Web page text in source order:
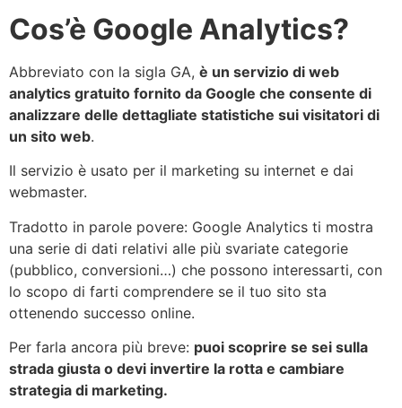
Cos’è Google Analytics?
Abbreviato con la sigla GA, è un servizio di web
analytics gratuito fornito da Google che consente di
analizzare delle dettagliate statistiche sui visitatori di
un sito web.
Il servizio è usato per il marketing su internet e dai
webmaster.
Tradotto in parole povere: Google Analytics ti mostra
una serie di dati relativi alle più svariate categorie
(pubblico, conversioni…) che possono interessarti, con
lo scopo di farti comprendere se il tuo sito sta
ottenendo successo online.
Per farla ancora più breve: puoi scoprire se sei sulla
strada giusta o devi invertire la rotta e cambiare
strategia di marketing.